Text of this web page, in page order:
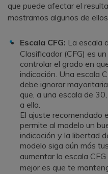
que puede afectar el
mostramos algunos de
Escala CFG: La escala
Clasificador (CFG) es
controlar el grado en
indicación.󠀲󠀡󠀠󠀦󠀣󠀩󠀢󠀩󠀩󠀳󠀰 Una escala
debe ignorar
que, a una escala de
a ella.
El ajuste recomendado
permite al modelo un
indicación y la libertad
modelo siga aún más
aumentar la escala CFG
mejor es que te